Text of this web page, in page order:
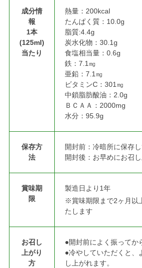
成分情
報
1本
(125ml)
当たり
熱量：200kcal
たんぱく質：10.0g
脂質:4.4g
炭水化物：30.1g
食塩相当量：0.6g
鉄：7.1㎎
亜鉛：7.1㎎
ビタミンC：301㎎
中鎖脂肪酸油：2.0g
ＢＣＡＡ：2000mg
水分：95.9g
保存方
法
開封前：冷暗所に保存
開封後：お早めにお召
賞味期
限
製造日より1年
※賞味期限まで2ヶ月以
たします
お召し
上がり
方
●開封前によく振ってか
●冷やしていただくと、
し上がれます。